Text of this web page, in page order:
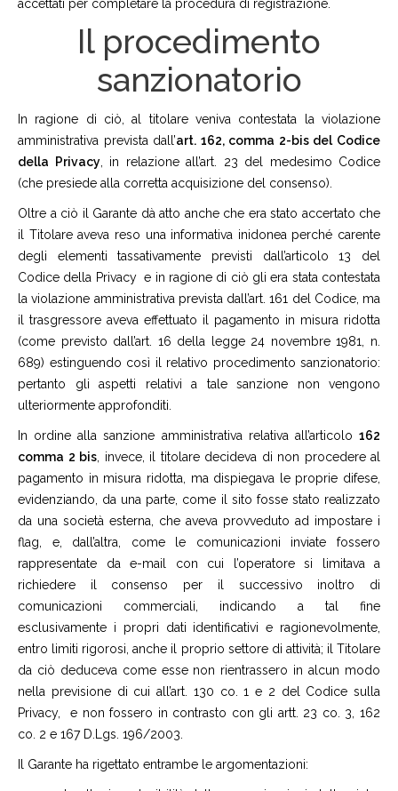
accettati per completare la procedura di registrazione.
Il procedimento
sanzionatorio
In ragione di ciò, al titolare veniva contestata la violazione
amministrativa prevista dall’art. 162, comma 2-bis del Codice
della Privacy, in relazione all’art. 23 del medesimo Codice
(che presiede alla corretta acquisizione del consenso).
Oltre a ciò il Garante dà atto anche che era stato accertato che
il Titolare aveva reso una informativa inidonea perché carente
degli elementi tassativamente previsti dall’articolo 13 del
Codice della Privacy e in ragione di ciò gli era stata contestata
la violazione amministrativa prevista dall’art. 161 del Codice, ma
il trasgressore aveva effettuato il pagamento in misura ridotta
(come previsto dall’art. 16 della legge 24 novembre 1981, n.
689) estinguendo così il relativo procedimento sanzionatorio:
pertanto gli aspetti relativi a tale sanzione non vengono
ulteriormente approfonditi.
In ordine alla sanzione amministrativa relativa all’articolo 162
comma 2 bis , invece, il titolare decideva di non procedere al
pagamento in misura ridotta, ma dispiegava le proprie difese,
evidenziando, da una parte, come il sito fosse stato realizzato
da una società esterna, che aveva provveduto ad impostare i
flag, e, dall’altra, come le comunicazioni inviate fossero
rappresentate da e-mail con cui l’operatore si limitava a
richiedere il consenso per il successivo inoltro di
comunicazioni commerciali, indicando a tal fine
esclusivamente i propri dati identificativi e ragionevolmente,
entro limiti rigorosi, anche il proprio settore di attività; il Titolare
da ciò deduceva come esse non rientrassero in alcun modo
nella previsione di cui all’art. 130 co. 1 e 2 del Codice sulla
Privacy, e non fossero in contrasto con gli artt. 23 co. 3, 162
co. 2 e 167 D.Lgs. 196/2003.
Il Garante ha rigettato entrambe le argomentazioni: